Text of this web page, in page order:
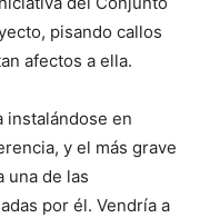
pisando callos
afectos a ella.
instalándose en
y el más grave
una de las
por él. Vendría a